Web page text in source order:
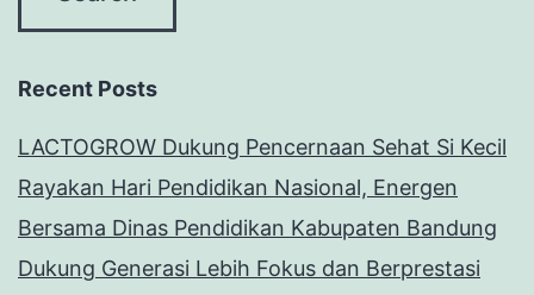
Recent Posts
LACTOGROW Dukung Pencernaan Sehat Si Kecil
Rayakan Hari Pendidikan Nasional, Energen
Bersama Dinas Pendidikan Kabupaten Bandung
Dukung Generasi Lebih Fokus dan Berprestasi